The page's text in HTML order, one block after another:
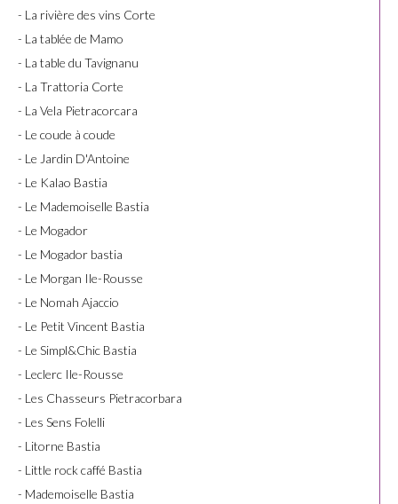
- La rivière des vins Corte
- La tablée de Mamo
- La table du Tavignanu
- La Trattoria Corte
- La Vela Pietracorcara
- Le coude à coude
- Le Jardin D'Antoine
- Le Kalao Bastia
- Le Mademoiselle Bastia
- Le Mogador
- Le Mogador bastia
- Le Morgan Ile-Rousse
- Le Nomah Ajaccio
- Le Petit Vincent Bastia
- Le Simpl&Chic Bastia
- Leclerc Ile-Rousse
- Les Chasseurs Pietracorbara
- Les Sens Folelli
- Litorne Bastia
- Little rock caffé Bastia
- Mademoiselle Bastia